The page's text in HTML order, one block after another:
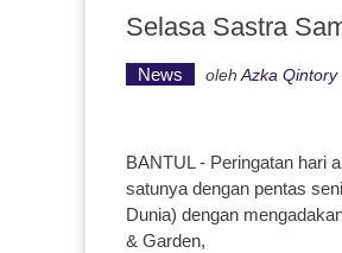
Selasa Sastra
News oleh Azka Qintory
BANTUL - Peringatan hari
satunya dengan pentas
Dunia) dengan
& Garden,